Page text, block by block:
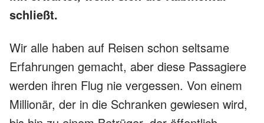
schließt.
Wir alle haben auf Reisen schon seltsame
Erfahrungen gemacht, aber diese Passagiere
werden ihren Flug nie vergessen. Von einem
Millionär, der in die Schranken gewiesen wird,